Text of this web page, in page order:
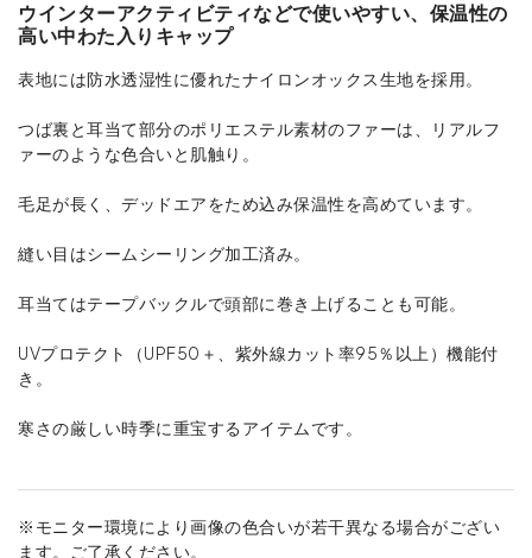
ウインターアクティビティなどで使いやすい、保温性の
高い中わた入りキャップ
表地には防水透湿性に優れたナイロンオックス生地を採用。
つば裏と耳当て部分のポリエステル素材のファーは、リアルフ
ァーのような色合いと肌触り。
毛足が長く、デッドエアをため込み保温性を高めています。
縫い目はシームシーリング加工済み。
耳当てはテープバックルで頭部に巻き上げることも可能。
UVプロテクト（UPF50＋、紫外線カット率95％以上）機能付
き。
寒さの厳しい時季に重宝するアイテムです。
※モニター環境により画像の色合いが若干異なる場合がござい
ます。ご了承ください。